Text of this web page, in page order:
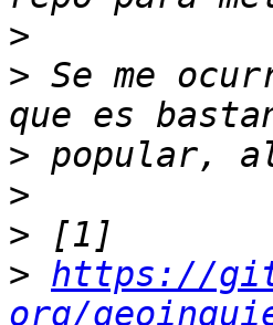
>
> Se me
>
>
>
> https://
org/